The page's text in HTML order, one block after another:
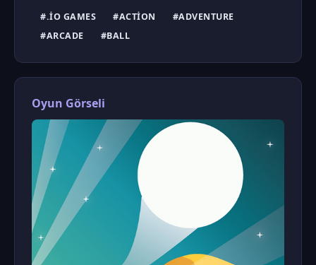
#.IO GAMES #ACTION
#ADVENTURE
#ARCADE
#BALL
Oyun Görseli